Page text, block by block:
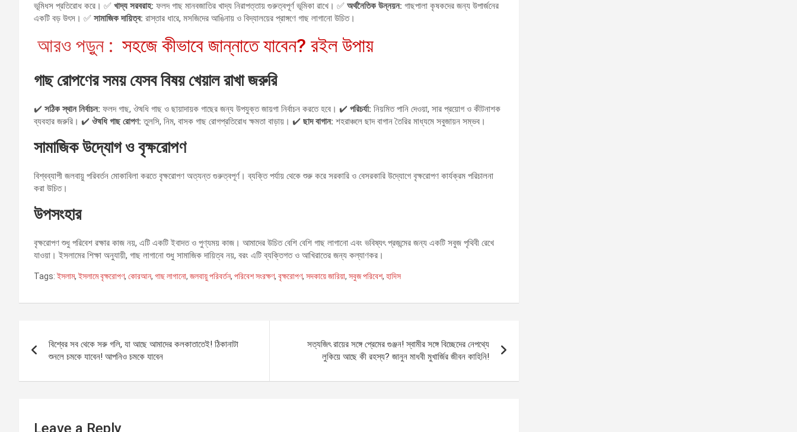
ভূমিধস প্রতিরোধ করে। ✅ খাদ্য সরবরাহ: ফলদ গাছ মানবজাতির খাদ্য নিরাপত্তায় গুরুত্বপূর্ণ ভূমিকা রাখে। ✅ অর্থনৈতিক উন্নয়ন: গাছপালা কৃষকদের জন্য উপার্জনের
একটি বড় উৎস। ✅ সামাজিক দায়িত্ব: রাস্তার ধারে, মসজিদের আঙিনায় ও বিদ্যালয়ের প্রাঙ্গণে গাছ লাগানো উচিত।
আরও পড়ুন : সহজে কীভাবে জান্নাতে যাবেন? রইল উপায়
গাছ রোপণের সময় যেসব বিষয় খেয়াল রাখা জরুরি
✔️ সঠিক স্থান নির্বাচন: ফলদ গাছ, ঔষধি গাছ ও ছায়াদায়ক গাছের জন্য উপযুক্ত জায়গা নির্বাচন করতে হবে। ✔️ পরিচর্যা: নিয়মিত পানি দেওয়া, সার প্রয়োগ ও কীটনাশক
ব্যবহার জরুরি। ✔️ ঔষধি গাছ রোপণ: তুলসি, নিম, বাসক গাছ রোগপ্রতিরোধ ক্ষমতা বাড়ায়। ✔️ ছাদ বাগান: শহরাঞ্চলে ছাদ বাগান তৈরির মাধ্যমে সবুজায়ন সম্ভব।
সামাজিক উদ্যোগ ও বৃক্ষরোপণ
বিশ্বব্যাপী জলবায়ু পরিবর্তন মোকাবিলা করতে বৃক্ষরোপণ অত্যন্ত গুরুত্বপূর্ণ। ব্যক্তি পর্যায় থেকে শুরু করে সরকারি ও বেসরকারি উদ্যোগে বৃক্ষরোপণ কার্যক্রম পরিচালনা
করা উচিত।
উপসংহার
বৃক্ষরোপণ শুধু পরিবেশ রক্ষার কাজ নয়, এটি একটি ইবাদত ও পুণ্যময় কাজ। আমাদের উচিত বেশি বেশি গাছ লাগানো এবং ভবিষ্যৎ প্রজন্মের জন্য একটি সবুজ পৃথিবী রেখে
যাওয়া। ইসলামের শিক্ষা অনুযায়ী, গাছ লাগানো শুধু সামাজিক দায়িত্ব নয়, বরং এটি ব্যক্তিগত ও আখিরাতের জন্য কল্যাণকর।
Tags: ইসলাম,ইসলামে বৃক্ষরোপণ, কোরআন, গাছ লাগানো, জলবায়ু পরিবর্তন, পরিবেশ সংরক্ষণ, বৃক্ষরোপণ, সদকায়ে জারিয়া, সবুজ পরিবেশ, হাদিস
navigation
বিশ্বের সব থেকে সরু গলি, যা আছে আমাদের কলকাতাতেই! ঠিকানাটা
শুনলে চমকে যাবেন! আপনিও চমকে যাবেন
সত্যজিৎ রায়ের সঙ্গে প্রেমের গুঞ্জন! স্বামীর সঙ্গে বিচ্ছেদের নেপথ্যে
লুকিয়ে আছে কী রহস্য? জানুন মাধবী মুখার্জির জীবন কাহিনি!
Leave a Reply